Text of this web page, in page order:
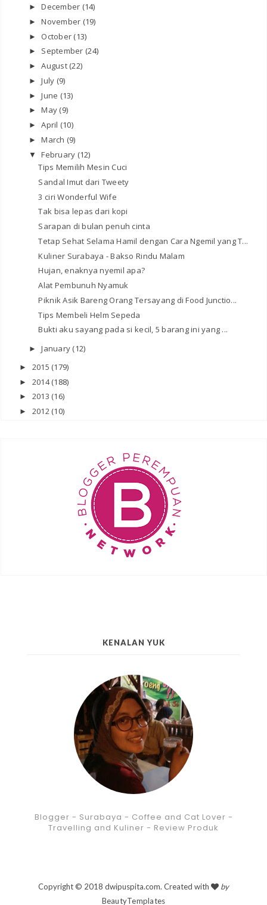
►December (14)
►November (19)
► October (13)
► September (24)
►August (22)
►July (9)
►June (13)
►May (9)
►April (10)
►March (9)
▼February (12)
Tips Memilih Mesin Cuci
Sandal Imut dari Tweety
3 ciri Wonderful Wife
Tak bisa lepas dari kopi
Sarapan di bulan penuh cinta
Tetap Sehat Selama Hamil dengan Cara Ngemil yang T...
Kuliner Surabaya - Bakso Rindu Malam
Hujan, enaknya nyemil apa?
Alat Pembunuh Nyamuk
Piknik Asik Bareng Orang Tersayang di Food Junctio...
Tips Membeli Helm Sepeda
Bukti aku sayang pada si kecil, 5 barang ini yang ...
►January (12)
► 2015 (179)
► 2014(188)
► 2013 (16)
► 2012 (10)
KENALAN YUK
Blogger - Surabaya - Coffee and Cat Lover -
Travelling and Kuliner - Review Produk
Copyright © 2018 dwipuspita.com. Created with
by
BeautyTemplates